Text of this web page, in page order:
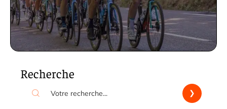
Recherche